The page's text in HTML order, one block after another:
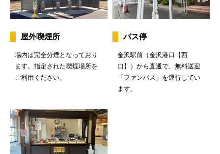
屋外喫煙所
場内は完全分煙となっており
ます。指定された喫煙場所を
ご利用ください。
バス停
金沢駅前（金沢港口【西
口】）から直通で、無料送迎
「ファンバス」を運行してい
ます。